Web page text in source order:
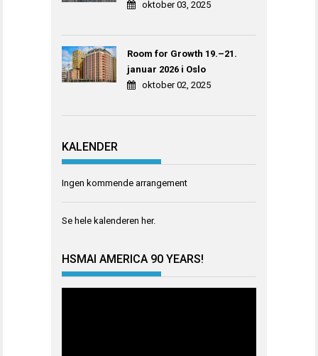
oktober 03, 2025
Room for Growth 19.–21.
januar 2026 i Oslo
oktober 02, 2025
KALENDER
Ingen kommende arrangement
Se hele kalenderen her.
HSMAI AMERICA 90 YEARS!